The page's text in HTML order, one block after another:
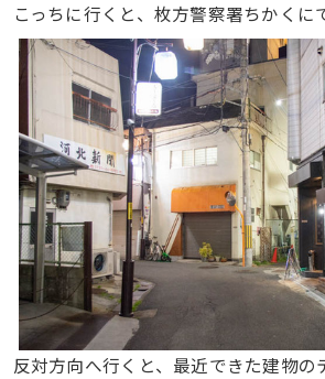
こっちに行くと、枚方警察署ちかくに
反対方向へ行くと、最近できた建物の